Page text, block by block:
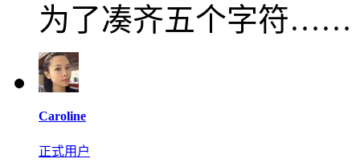
为了凑齐五个字符……
Caroline
正式用户